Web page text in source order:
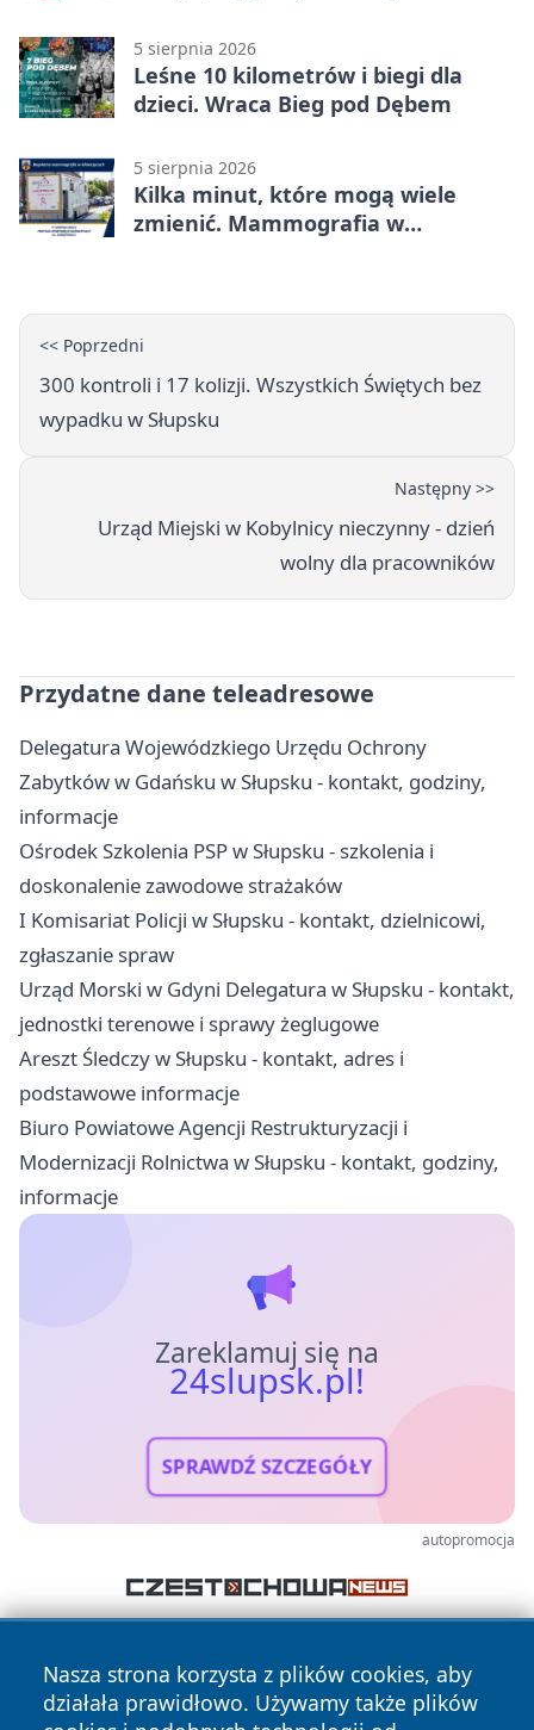
5 sierpnia 2026
Leśne 10 kilometrów i biegi dla
dzieci. Wraca Bieg pod Dębem
5 sierpnia 2026
Kilka minut, które mogą wiele
zmienić. Mammografia w
<< Poprzedni
300 kontroli i 17 kolizji. Wszystkich Świętych bez
wypadku w Słupsku
Następny >>
Urząd Miejski w Kobylnicy nieczynny - dzień
wolny dla pracowników
Przydatne dane teleadresowe
Delegatura Wojewódzkiego Urzędu Ochrony
Zabytków w Gdańsku w Słupsku - kontakt, godziny,
informacje
Ośrodek Szkolenia PSP w Słupsku - szkolenia i
doskonalenie zawodowe strażaków
I Komisariat Policji w Słupsku - kontakt, dzielnicowi,
zgłaszanie spraw
Urząd Morski w Gdyni Delegatura w Słupsku - kontakt,
jednostki terenowe i sprawy żeglugowe
Areszt Śledczy w Słupsku - kontakt, adres i
podstawowe informacje
Biuro Powiatowe Agencji Restrukturyzacji i
Modernizacji Rolnictwa w Słupsku - kontakt, godziny,
informacje
Zareklamuj się na
24slupsk.pl!
SPRAWDŹ SZCZEGÓŁY
autopromocja
Nasza strona korzysta z plików cookies, aby
działała prawidłowo. Używamy także plików